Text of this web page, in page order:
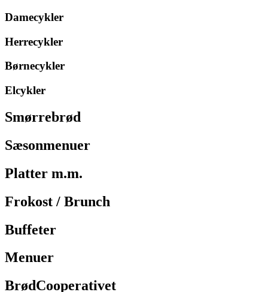
Damecykler
Herrecykler
Børnecykler
Elcykler
Smørrebrød
Sæsonmenuer
Platter m.m.
Frokost / Brunch
Buffeter
Menuer
BrødCooperativet